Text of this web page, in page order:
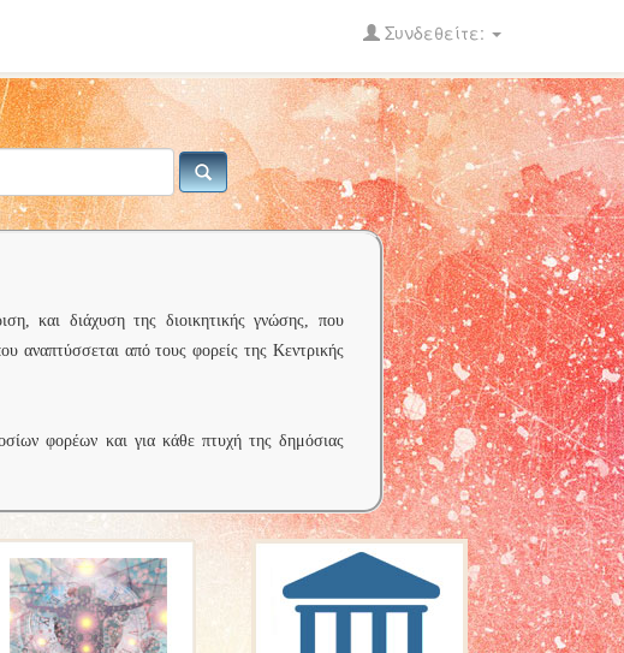
Συνδεθείτε:
και διάχυση της διοικητικής γνώσης, που
αναπτύσσεται από τους φορείς της Κεντρικής
φορέων και για κάθε πτυχή της δημόσιας